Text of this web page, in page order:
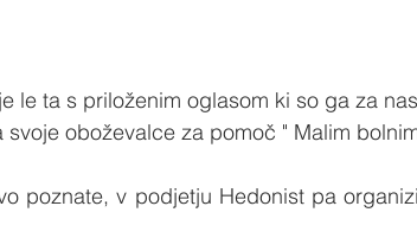
le ta s priloženim oglasom ki so ga za
oboževalce za pomoč " Malim
poznate, v podjetju Hedonist pa